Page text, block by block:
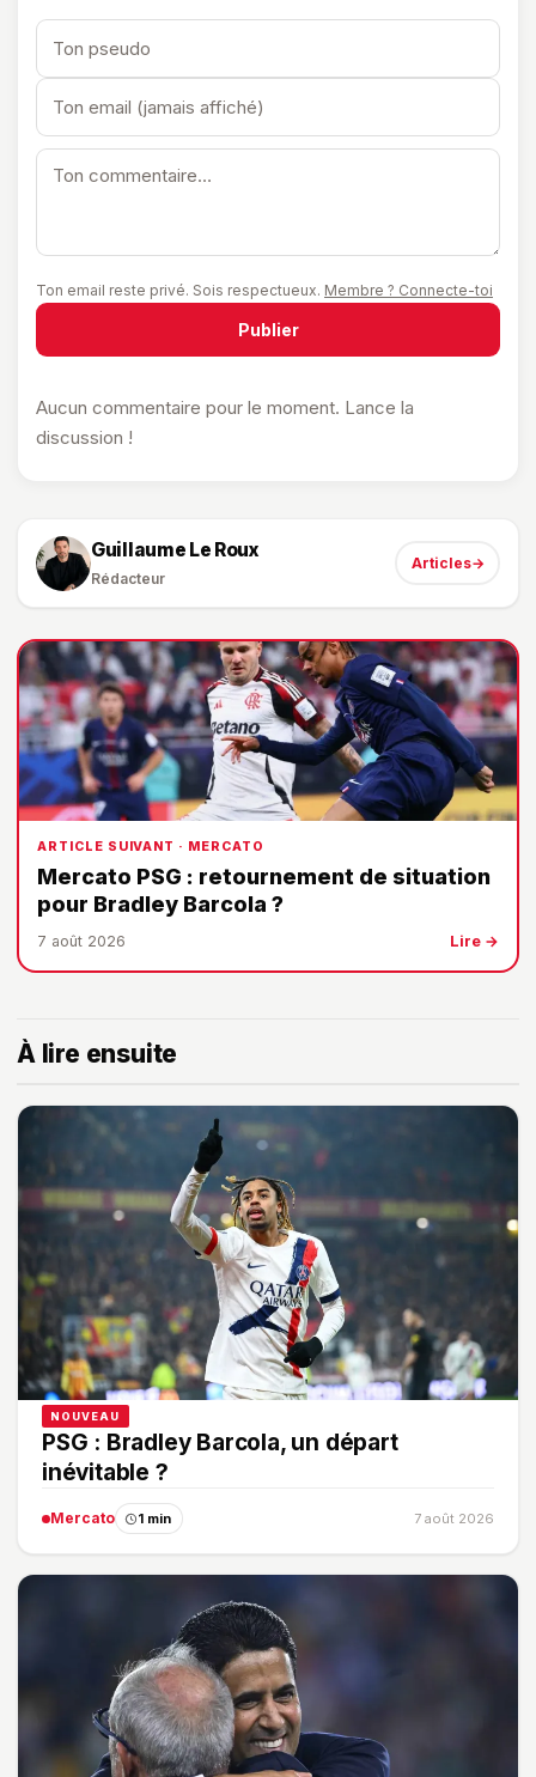
Ton email reste privé. Sois respectueux. Membre ? Connecte-toi
Publier
Aucun commentaire pour le moment. Lance la
discussion !
Guillaume Le Roux
Rédacteur
Articles→
ARTICLE SUIVANT · MERCATO
Mercato PSG : retournement de situation
pour Bradley Barcola ?
7 août 2026 Lire →
À lire ensuite
NOUVEAU
PSG : Bradley Barcola, un départ
inévitable ?
Mercato 1 min 7 août 2026